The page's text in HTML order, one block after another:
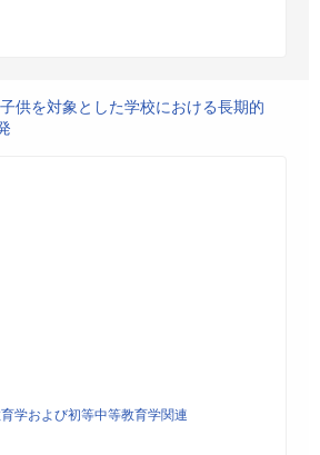
供を対象とした学校における長期的
学および初等中等教育学関連